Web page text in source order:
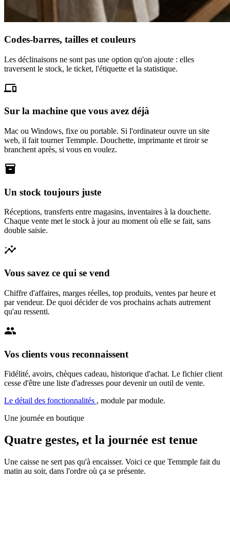
Codes-barres, tailles et couleurs
Les déclinaisons ne sont pas une option qu'on ajoute : elles
traversent le stock, le ticket, l'étiquette et la statistique.
devices
Sur la machine que vous avez déjà
Mac ou Windows, fixe ou portable. Si l'ordinateur ouvre un site
web, il fait tourner Temmple. Douchette, imprimante et tiroir se
branchent après, si vous en voulez.
inventory
Un stock toujours juste
Réceptions, transferts entre magasins, inventaires à la douchette.
Chaque vente met le stock à jour au moment où elle se fait, sans
double saisie.
insights
Vous savez ce qui se vend
Chiffre d'affaires, marges réelles, top produits, ventes par heure et
par vendeur. De quoi décider de vos prochains achats autrement
qu'au ressenti.
group
Vos clients vous reconnaissent
Fidélité, avoirs, chèques cadeau, historique d'achat. Le fichier client
cesse d'être une liste d'adresses pour devenir un outil de vente.
Le détail des fonctionnalités , module par module.
Une journée en boutique
Quatre gestes, et la journée est tenue
Une caisse ne sert pas qu'à encaisser. Voici ce que Temmple fait du
matin au soir, dans l'ordre où ça se présente.